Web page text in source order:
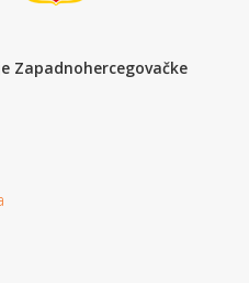
Zapadnohercegovačke